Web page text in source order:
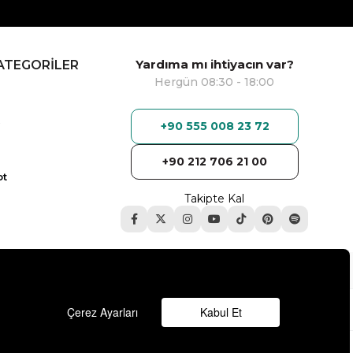
Yardıma mı ihtiyacın var?
Hergün 08:30 - 18:00
+90 555 008 23 72
+90 212 706 21 00
Takipte Kal